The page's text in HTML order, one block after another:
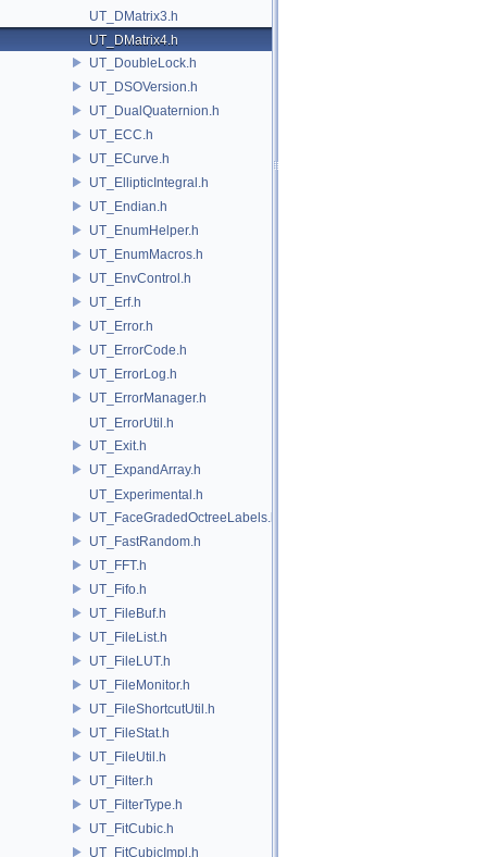
UT_DMatrix3.h
UT_DMatrix4.h
UT_DoubleLock.h
UT_DSOVersion.h
UT_DualQuaternion.h
UT_ECC.h
UT_ECurve.h
UT_EllipticIntegral.h
UT_Endian.h
UT_EnumHelper.h
UT_EnumMacros.h
UT_EnvControl.h
UT_Erf.h
UT_Error.h
UT_ErrorCode.h
UT_ErrorLog.h
UT_ErrorManager.h
UT_ErrorUtil.h
UT_Exit.h
UT_ExpandArray.h
UT_Experimental.h
UT_FaceGradedOctreeLabels.h
UT_FastRandom.h
UT_FFT.h
UT_Fifo.h
UT_FileBuf.h
UT_FileList.h
UT_FileLUT.h
UT_FileMonitor.h
UT_FileShortcutUtil.h
UT_FileStat.h
UT_FileUtil.h
UT_Filter.h
UT_FilterType.h
UT_FitCubic.h
UT_FitCubicImpl.h